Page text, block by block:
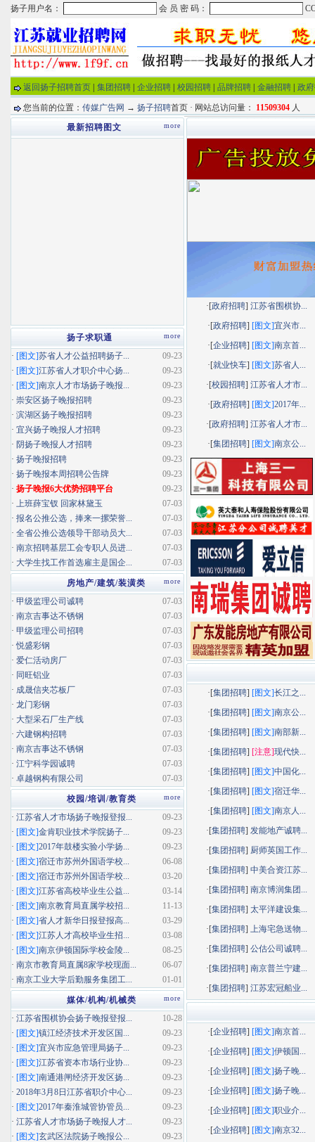
返回扬子招聘首页 集团招聘 企业招聘 校园招聘 品牌招聘 金融招聘 政
您当前的位置： 传媒广告网 → 扬子招聘首页 · 网站总访问量： 11509304 人
·[政府招聘]江苏省围棋协...
·[政府招聘] [图文]宜兴市...
·[企业招聘] [图文]南京首...
·[就业快车] [图文]苏省人...
·[校园招聘]江苏省人才市...
·[政府招聘] [图文]2017年...
·[政府招聘]江苏省人才市...
·[集团招聘] [图文]南京公...
·[集团招聘] [图文]长江之...
·[集团招聘] [图文]南京公...
·[集团招聘] [图文]南部新...
·[集团招聘] [注意]现代快...
·[集团招聘] [图文]中国化...
·[集团招聘] [图文]宿迁华...
·[集团招聘] [图文]南京人...
·[集团招聘]发能地产诚聘...
·[集团招聘] 厨师英国工作...
·[集团招聘]中美合资江苏...
·[集团招聘]南京博润集团...
·[集团招聘]太平洋建设集...
·[集团招聘]上海宅急送物...
·[集团招聘]公估公司诚聘...
·[集团招聘]南京普兰宁建...
·[集团招聘]江苏宏冠船业...
·[企业招聘] [图文]南京首...
·[企业招聘] [图文]伊顿国...
·[企业招聘] [图文]扬子晚...
·[企业招聘] [图文]扬子晚...
·[企业招聘] [图文]职业介...
·[企业招聘] [图文]南京32...
more
最新招聘图文
more
扬子求职通
09-23
· [图文]苏省人才公益招聘扬子...
09-23
· [图文]江苏省人才职介中心扬...
09-23
· [图文]南京人才市场扬子晚报...
09-23
· 崇安区扬子晚报招聘
09-23
· 滨湖区扬子晚报招聘
09-23
· 宜兴扬子晚报人才招聘
09-23
· 阴扬子晚报人才招聘
09-23
· 扬子晚报招聘
09-23
· 扬子晚报本周招聘公告牌
09-23
· 扬子晚报6大优势招聘平台
07-03
· 上班薛宝钗 回家林黛玉
07-03
· 报名公推公选，捧来一摞荣誉...
07-03
· 全省公推公选领导干部动员大...
07-03
· 南京招聘基层工会专职人员进...
07-03
· 大学生找工作首选雇主是国企...
more
房地产/建筑/装潢类
07-03
· 甲级监理公司诚聘
07-03
· 南京吉事达不锈钢
07-03
· 甲级监理公司招聘
07-03
·悦盛彩钢
07-03
· 爱仁活动房厂
07-03
· 同旺铝业
07-03
· 成晟信夹芯板厂
07-03
· 龙门彩钢
07-03
· 大型采石厂生产线
07-03
· 六建钢构招聘
07-03
· 南京吉事达不锈钢
07-03
· 江宁科学园诚聘
07-03
· 卓越钢构有限公司
more
校园/培训/教育类
09-23
· 江苏省人才市场扬子晚报登报...
09-23
· [图文]金肯职业技术学院扬子...
09-23
· [图文]2017年鼓楼实验小学扬...
06-08
· [图文]宿迁市苏州外国语学校...
03-20
· [图文]宿迁市苏州外国语学校...
03-14
· [图文]江苏省高校毕业生公益...
11-13
· [图文]南京教育局直属学校招...
03-29
· [图文]省人才新华日报登报高...
03-08
· [图文]江苏人才高校毕业生招...
08-25
· [图文]南京伊顿国际学校金陵...
06-07
· 南京市教育局直属8家学校现面...
01-01
· 南京工业大学后勤服务集团工...
more
媒体/机构/机械类
10-28
· 江苏省围棋协会扬子晚报登报...
09-23
· [图文]镇江经济技术开发区国...
09-23
· [图文]宜兴市应急管理局扬子...
09-23
· [图文]江苏省资本市场行业协...
09-23
· [图文]南通港闸经济开发区扬...
09-23
· 2018年3月8日江苏省职介中心...
09-23
· [图文]2017年秦淮城管协管员...
09-23
· 江苏省人才市场扬子晚报人才...
09-23
· [图文]玄武区法院扬子晚报公...